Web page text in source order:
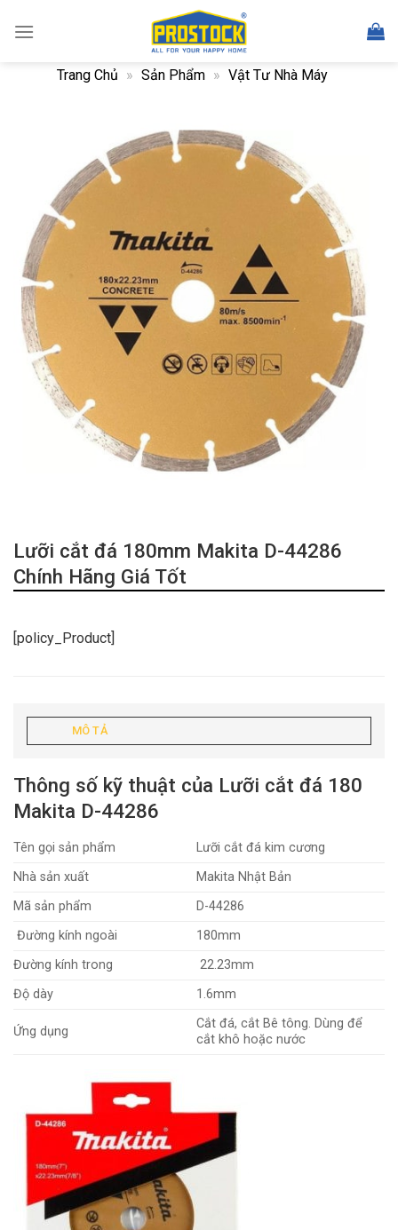
Trang Chủ » Sản Phẩm » Vật Tư Nhà Máy
Lưỡi cắt đá 180mm Makita D-44286
Chính Hãng Giá Tốt
[policy_Product]
MÔ TẢ
Thông số kỹ thuật của Lưỡi cắt đá 180
Makita D-44286
Tên gọi sản phẩm
Lưỡi cắt đá kim cương
Nhà sản xuất
Makita Nhật Bản
Mã sản phẩm
D-44286
Đường kính ngoài
180mm
Đường kính trong
22.23mm
Độ dày
1.6mm
Ứng dụng
Cắt đá, cắt Bê tông. Dùng để
cắt khô hoặc nước